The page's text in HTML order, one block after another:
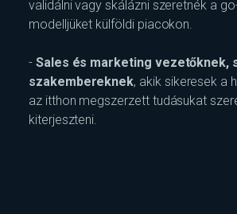
validálni vagy skálázni szeretnék a
modelljüket külföldi piacokon.
- Sales és marketing vezetőknek,
szakembereknek, akik sikeresek a
az itthon megszerzett tudásukat
kiterjeszteni.